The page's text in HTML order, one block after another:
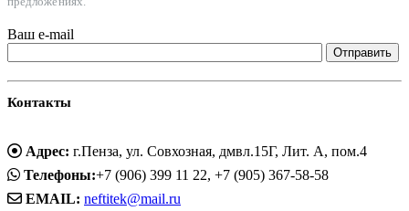
Ваш e-mail
Контакты
Адрес: г.Пенза, ул. Совхозная, дмвл.15Г, Лит. А, пом.4
Телефоны:+7 (906) 399 11 22, +7 (905) 367-58-58
EMAIL: neftitek@mail.ru